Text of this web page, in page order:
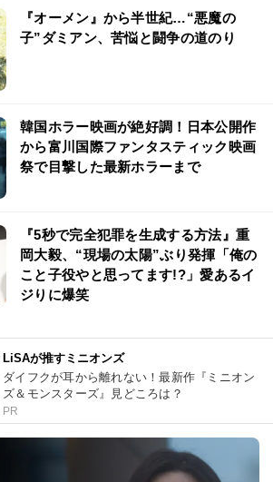
『オーメン』から半世紀…“悪魔の
子”ダミアン、苦悩と闘争の道のり
韓国ホラー映画が絶好調！日本公開作
から富川国際ファンタスティック映画
祭で目撃した最新ホラーまで
『5秒で完全犯罪を生成する方法』重
岡大毅、“現場の太陽”ぶり発揮「俺の
こと子役やと思ってます!?」愛あるイ
ジりに爆笑
LiSAが推すミニオンズ
ダイフクが耳から離れない！最新作『ミニオン
ズ＆モンスターズ』見どころは？
PR